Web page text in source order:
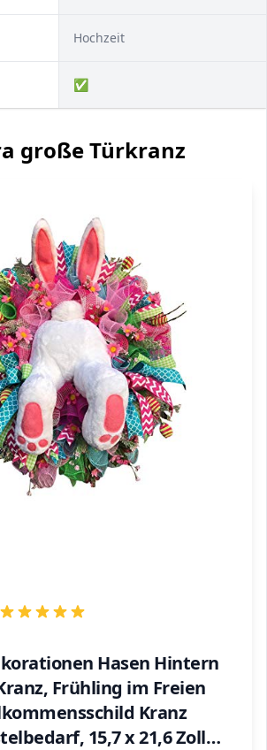
Hochzeit
✅
große Türkranz
Hasen Hintern
Frühling im Freien
Kranz
15,7 x 21,6 Zoll